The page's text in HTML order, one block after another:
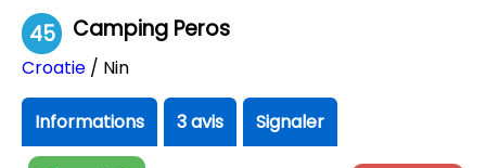
45 Camping Peros
Croatie / Nin
Informations 3 avis Signaler